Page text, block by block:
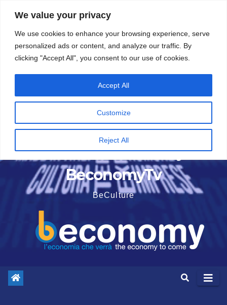
We value your privacy
We use cookies to enhance your browsing experience, serve
personalized ads or content, and analyze our traffic. By
clicking "Accept All", you consent to our use of cookies.
Customize
Reject All
Accept All
contenuto
5 Agosto 2026
BeconomyTv
BeCulture